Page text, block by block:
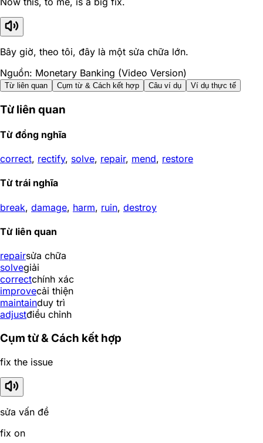
Bây giờ, theo tôi, đây là một sửa chữa lớn.
Nguồn: Monetary Banking (Video Version)
Từ liên quan Cụm từ & Cách kết hợp Câu ví dụ Ví dụ thực tế
Từ liên quan
Từ đồng nghĩa
correct, rectify, solve, repair, mend, restore
Từ trái nghĩa
break, damage, harm, ruin, destroy
Từ liên quan
repairsửa chữa
solvegiải
correctchính xác
improvecải thiện
maintainduy trì
adjustđiều chỉnh
Cụm từ & Cách kết hợp
fix the issue
sửa vấn đề
fix on